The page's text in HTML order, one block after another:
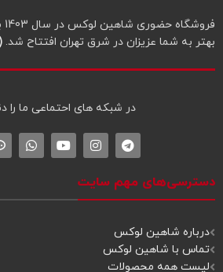
بهتر به شما عزیزان در شرق تهران افتتاح شد.
در شبکه‌ های احتماعی ما را
دسترسی‌های مهم سایت
درباره شاهین لوکس
تماس با شاهین لوکس
لیست همه محصولات